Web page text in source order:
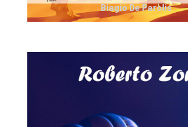
Biagio De Parolis